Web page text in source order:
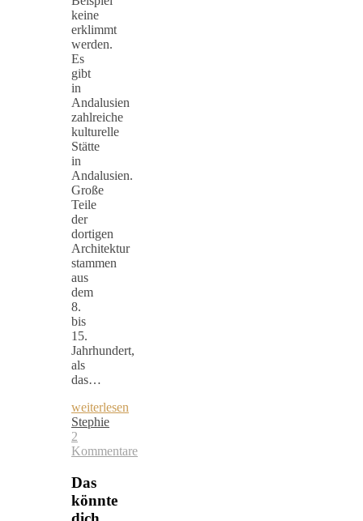
keine
erklimmt
werden.
Es
gibt
in
Andalusien
zahlreiche
kulturelle
Stätte
in
Andalusien.
Große
Teile
der
dortigen
Architektur
stammen
aus
dem
8.
bis
15.
Jahrhundert,
als
das…
weiterlesen
Stephie
2
Kommentare
Das
könnte